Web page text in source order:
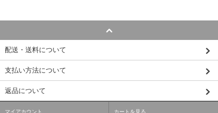
配送・送料について
支払い方法について
返品について
マイアカウント カートを見る